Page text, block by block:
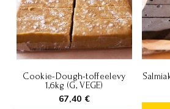
Cookie-Dough-toffeelevy
1,6kg (G, VEGE)
67,40 €